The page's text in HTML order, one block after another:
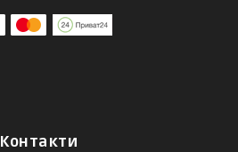
Контакти